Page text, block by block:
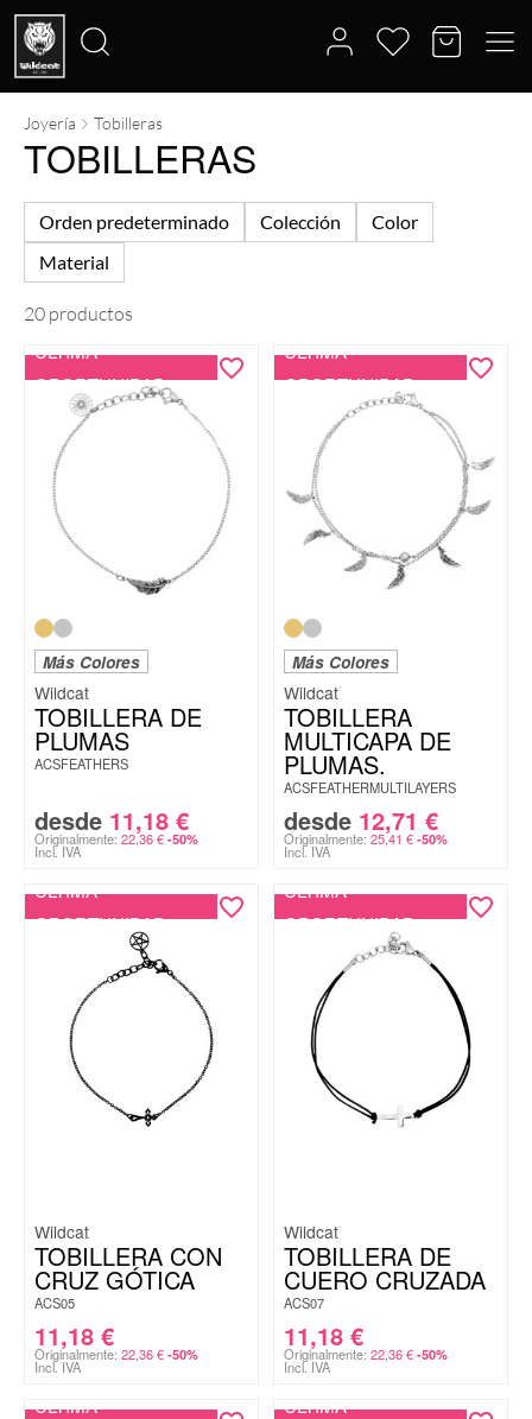
Buscar
Joyería Tobilleras
TOBILLERAS
Orden predeterminado Colección
Color
Material
20 productos
ÚLTIMA
OPORTUNIDAD
Más Colores
Wildcat
TOBILLERA DE
PLUMAS
ACSFEATHERS
desde 11,18 €
Originalmente: 22,36€ -50%
Incl. IVA
ÚLTIMA
OPORTUNIDAD
Más Colores
Wildcat
TOBILLERA
MULTICAPA DE
PLUMAS.
ACSFEATHERMULTILAYERS
desde 12,71 €
Originalmente: 25,41 € -50%
Incl. IVA
ÚLTIMA
OPORTUNIDAD
Wildcat
TOBILLERA CON
CRUZ GÓTICA
ACS05
11,18 €
Originalmente: 22,36€ -50%
Incl. IVA
ÚLTIMA
OPORTUNIDAD
Wildcat
TOBILLERA DE
CUERO CRUZADA
ACS07
11,18 €
Originalmente: 22,36€ -50%
Incl. IVA
ÚLTIMA
ÚLTIMA